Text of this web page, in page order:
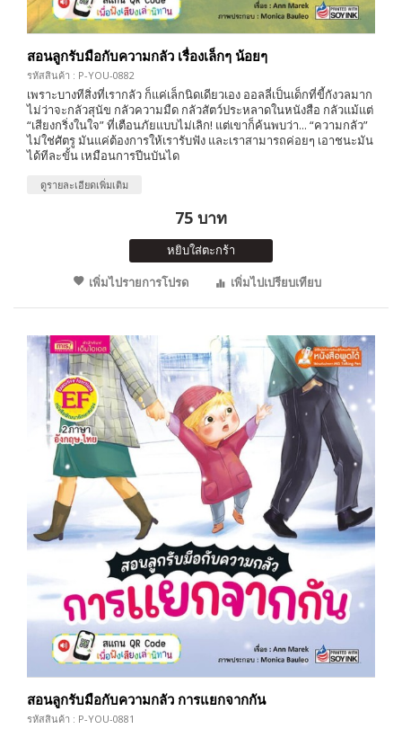
สอนลูกรับมือกับความกลัว เรื่องเล็กๆ น้อยๆ
รหัสสินค้า : P-YOU-0882
เพราะบางทีสิ่งที่เรากลัว ก็แค่เล็กนิดเดียวเอง ออลลี่เป็นเด็กที่ขี้กังวลมาก
ไม่ว่าจะกลัวสุนัข กลัวความมืด กลัวสัตว์ประหลาดในหนังสือ กลัวแม้แต่
“เสียงกริ่งในใจ” ที่เตือนภัยแบบไม่เลิก! แต่เขาก็ค้นพบว่า... “ความกลัว”
ไม่ใช่ศัตรู มันแค่ต้องการให้เรารับฟัง และเราสามารถค่อยๆ เอาชนะมัน
ได้ทีละขั้น เหมือนการปีนบันได
ดูรายละเอียดเพิ่มเติม
75 บาท
หยิบใส่ตะกร้า
เพิ่มไปรายการโปรด
เพิ่มไปเปรียบเทียบ
สอนลูกรับมือกับความกลัว การแยกจากกัน
รหัสสินค้า : P-YOU-0881